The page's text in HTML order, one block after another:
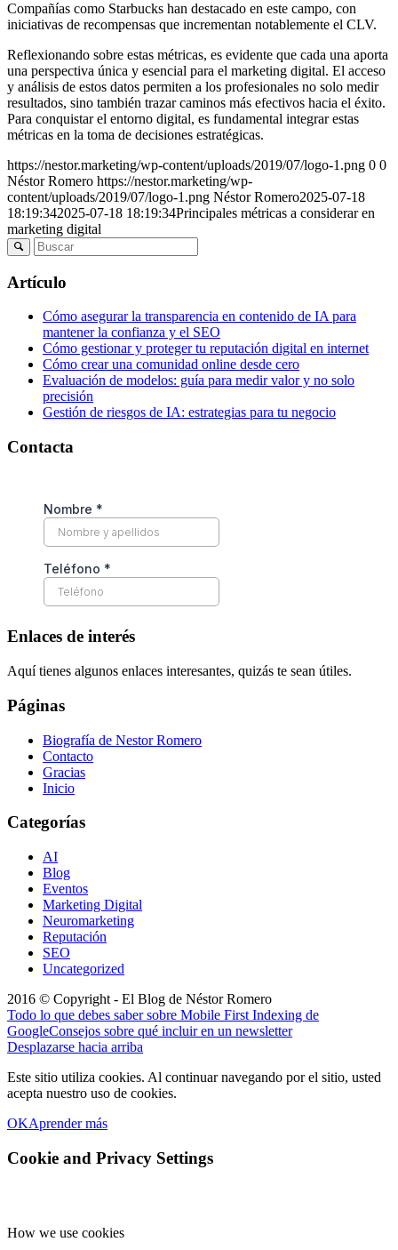
Compañías como Starbucks han destacado en este campo, con
iniciativas de recompensas que incrementan notablemente el CLV.
Reflexionando sobre estas métricas, es evidente que cada una aporta
una perspectiva única y esencial para el marketing digital. El acceso
y análisis de estos datos permiten a los profesionales no solo medir
resultados, sino también trazar caminos más efectivos hacia el éxito.
Para conquistar el entorno digital, es fundamental integrar estas
métricas en la toma de decisiones estratégicas.
https://nestor.marketing/wp-content/uploads/2019/07/logo-1.png 0 0
Néstor Romero https://nestor.marketing/wp-
content/uploads/2019/07/logo-1.png Néstor Romero2025-07-18
18:19:342025-07-18 18:19:34Principales métricas a considerar en
marketing digital
Artículo
Cómo asegurar la transparencia en contenido de IA para
mantener la confianza y el SEO
Cómo gestionar y proteger tu reputación digital en internet
Cómo crear una comunidad online desde cero
Evaluación de modelos: guía para medir valor y no solo
precisión
Gestión de riesgos de IA: estrategias para tu negocio
Contacta
Enlaces de interés
Aquí tienes algunos enlaces interesantes, quizás te sean útiles.
Páginas
Biografía de Nestor Romero
Contacto
Gracias
Inicio
Categorías
AI
Blog
Eventos
Marketing Digital
Neuromarketing
Reputación
SEO
Uncategorized
2016 © Copyright - El Blog de Néstor Romero
Todo lo que debes saber sobre Mobile First Indexing de
GoogleConsejos sobre qué incluir en un newsletter
Desplazarse hacia arriba
Este sitio utiliza cookies. Al continuar navegando por el sitio, usted
acepta nuestro uso de cookies.
OKAprender más
Cookie and Privacy Settings
How we use cookies